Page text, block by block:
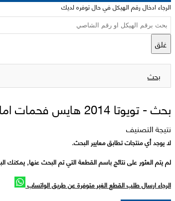
الرجاء ادخال رقم الهيكل في حال توفره لديك
غلق
بحث
بحث -تويوتا 2014 هايس فحمات امامي
نتيجة التصنيف
لا يوجد أي منتجات تطابق معايير البحث.
لم يتم العثور على نتائج باسم القطعة التي تم البحث عنها, يمكنك
الرجاء ارسال طلب القطع الغير متوفرة عن طريق الواتساب